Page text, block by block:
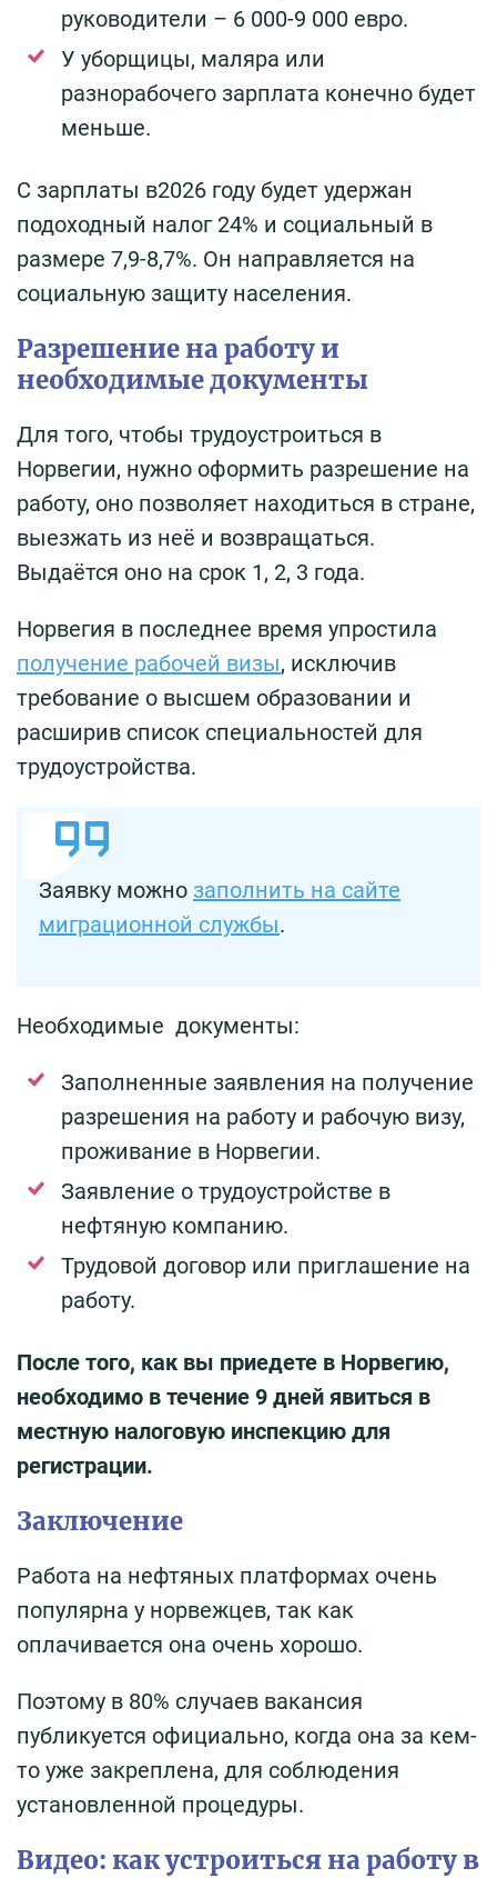
рукoвoдители – 6 000-9 000 евро.
У уборщицы, маляра или
разнорабочего зарплата конечно будет
меньше.
С зарплаты в2026 году будет удержан
подоходный налог 24% и социальный в
размере 7,9-8,7%. Он направляется на
социальную защиту населения.
Разрешение на работу и
необходимые документы
Для того, чтобы трудоустроиться в
Норвегии, нужно оформить разрешение на
работу, оно позволяет находиться в стране,
выезжать из неё и возвращаться.
Выдаётся оно на срок 1, 2, 3 года.
Норвегия в последнее время упростила
получение рабочей визы, исключив
требование о высшем образовании и
расширив список специальностей для
трудоустройства.
Заявку можно заполнить на сайте
миграционной службы.
Необходимые документы:
Заполненные заявления на получение
разрешения на работу и рабочую визу,
проживание в Норвегии.
Заявление о трудоустройстве в
нефтяную компанию.
Трудовой договор или приглашение на
работу.
После того, как вы приедете в Норвегию,
необходимо в течение 9 дней явиться в
местную налоговую инспекцию для
регистрации.
Заключение
Работа на нефтяных платформах очень
популярна у норвежцев, так как
оплачивается она очень хорошо.
Поэтому в 80% случаев вакансия
публикуется официально, когда она за кем-
то уже закреплена, для соблюдения
установленной процедуры.
Видео: как устроиться на работу в